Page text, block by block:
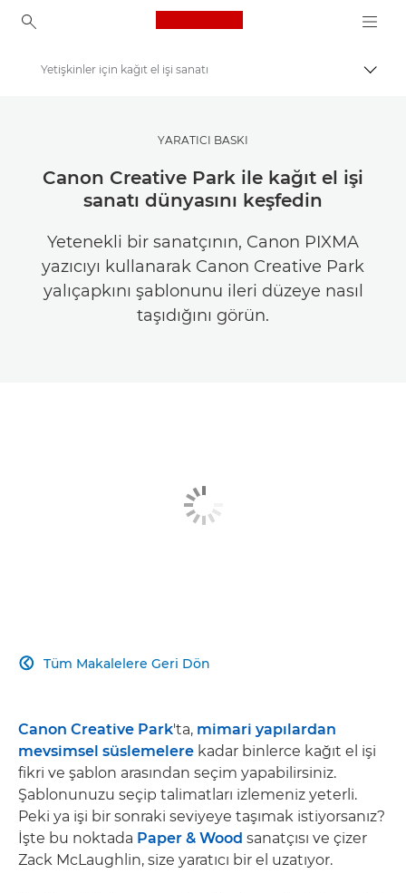
Canon Logo, back to
İçerik
İlham Alın | Fotoğrafçılık ve Baskı İpuçları ve Müşteri Kılavuzları
Fotoğrafçılık ve Baskı İpuçları ve Teknikleri
Yetişkinler için kağıt el işi sanatı
YARATICI BASKI
Canon Creative Park ile kağıt el işi
sanatı dünyasını keşfedin
Yetenekli bir sanatçının, Canon PIXMA
yazıcıyı kullanarak Canon Creative Park
yalıçapkını şablonunu ileri düzeye nasıl
taşıdığını görün.
Tüm Makalelere Geri Dön

Canon Creative Park'ta, mimari yapılardan
mevsimsel süslemelere kadar binlerce kağıt el işi
fikri ve şablon arasından seçim yapabilirsiniz.
Şablonunuzu seçip talimatları izlemeniz yeterli.
Peki ya işi bir sonraki seviyeye taşımak istiyorsanız?
İşte bu noktada Paper & Wood sanatçısı ve çizer
Zack McLaughlin, size yaratıcı bir el uzatıyor.